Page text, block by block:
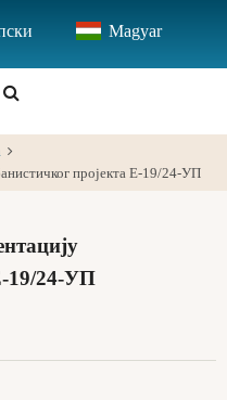
Magyar
пројекта Е-19/24-УП
19/24-УП